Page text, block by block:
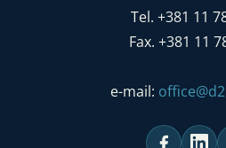
Tel. +381 11
Fax. +381 11
e-mail: